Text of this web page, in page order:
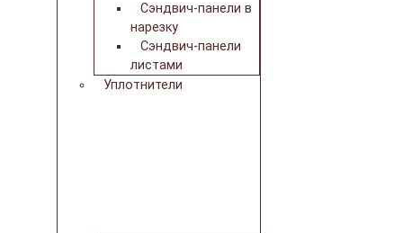
Сэндвич-панели в
нарезку
Сэндвич-панели
листами
Уплотнители